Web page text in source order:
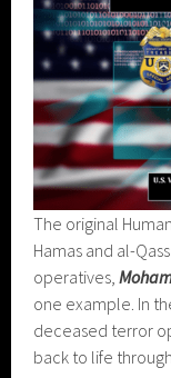
The original
Hamas and al-
operatives,
one example. In
deceased terror
back to life